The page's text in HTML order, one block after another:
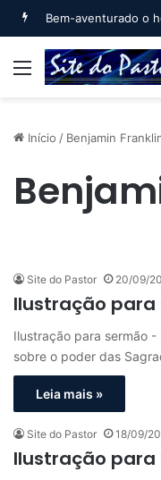
Bem-aventurado o
Menu
Início / Benjamin
Site do Pastor 20/09/
Ilustração para
Ilustração para sermão
sobre o poder das
Leia mais »
Site do Pastor 18/09/
Ilustração para